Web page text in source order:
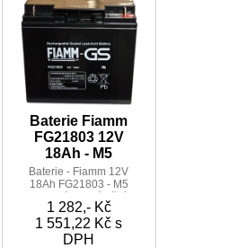
Baterie Fiamm
FG21803 12V
18Ah - M5
Baterie - Fiamm 12V
18Ah FG21803 - M5
vhodná pro záložní
zdroje, UPS, alarmy a
podobně.
1 282,- Kč
1 551,22 Kč s
DPH